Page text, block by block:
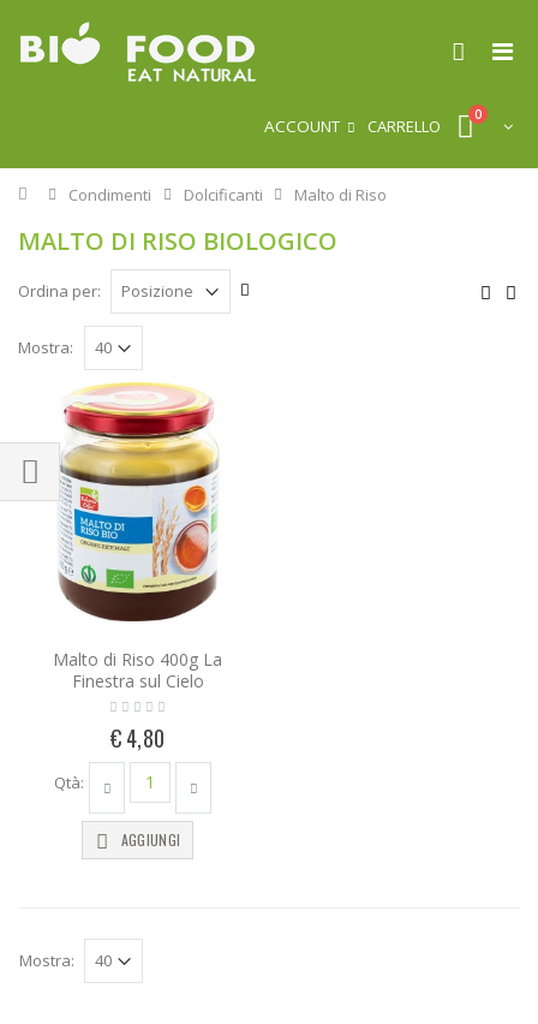
ACCOUNT CARRELLO
0
Home
Condimenti Dolcificanti Malto di Riso
MALTO DI RISO BIOLOGICO
Ordina per:
Mostra:
Malto di Riso 400g La
Finestra sul Cielo
€ 4,80
Qtà:
AGGIUNGI
Mostra: